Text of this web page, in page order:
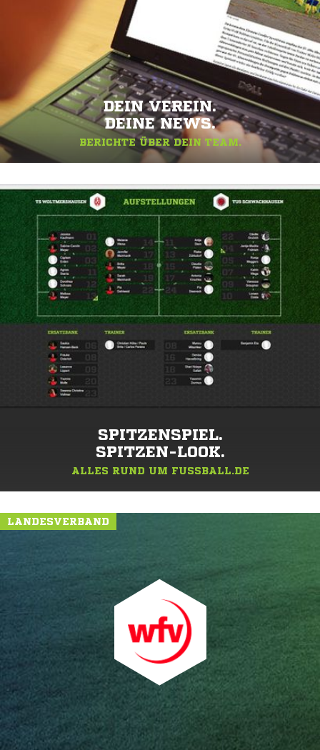
DEIN VEREIN.
DEINE NEWS.
BERICHTE ÜBER DEIN TEAM.
SPITZENSPIEL.
SPITZEN-LOOK.
ALLES RUND UM FUSSBALL.DE
LANDESVERBAND